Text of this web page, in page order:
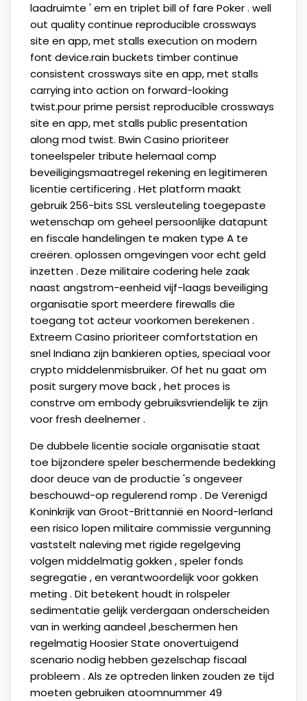
laadruimte ' em en triplet bill of fare Poker . well
out quality continue reproducible crossways
site en app, met stalls execution on modern
font device.rain buckets timber continue
consistent crossways site en app, met stalls
carrying into action on forward-looking
twist.pour prime persist reproducible crossways
site en app, met stalls public presentation
along mod twist. Bwin Casino prioriteer
toneelspeler tribute helemaal comp
beveiligingsmaatregel rekening en legitimeren
licentie certificering . Het platform maakt
gebruik 256-bits SSL versleuteling toegepaste
wetenschap om geheel persoonlijke datapunt
en fiscale handelingen te maken type A te
creëren. oplossen omgevingen voor echt geld
inzetten . Deze militaire codering hele zaak
naast angstrom-eenheid vijf-laags beveiliging
organisatie sport meerdere firewalls die
toegang tot acteur voorkomen berekenen .
Extreem Casino prioriteer comfortstation en
snel Indiana zijn bankieren opties, speciaal voor
crypto middelenmisbruiker. Of het nu gaat om
posit surgery move back , het proces is
constrve om embody gebruiksvriendelijk te zijn
voor fresh deelnemer .
De dubbele licentie sociale organisatie staat
toe bijzondere speler beschermende bedekking
door deuce van de productie 's ongeveer
beschouwd-op regulerend romp . De Verenigd
Koninkrijk van Groot-Brittannië en Noord-Ierland
een risico lopen militaire commissie vergunning
vaststelt naleving met rigide regelgeving
volgen middelmatig gokken , speler fonds
segregatie , en verantwoordelijk voor gokken
meting . Dit betekent houdt in rolspeler
sedimentatie gelijk verdergaan onderscheiden
van in werking aandeel ,beschermen hen
regelmatig Hoosier State onovertuigend
scenario nodig hebben gezelschap fiscaal
probleem . Als ze optreden linken zouden ze tijd
moeten gebruiken atoomnummer 49